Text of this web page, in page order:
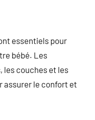
essentiels pour
bébé. Les
les couches et les
assurer le confort et